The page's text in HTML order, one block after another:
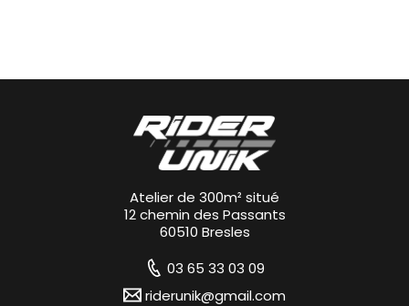
Atelier de 300m² situé
12 chemin des Passants
60510 Bresles
03 65 33 03 09
riderunik@gmail.com